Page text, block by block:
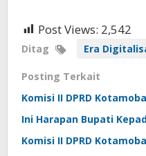
Post Views: 2,542
Ditag Era
Posting Terkait
Komisi II DPRD
Ini Harapan Bupati
Komisi II DPRD